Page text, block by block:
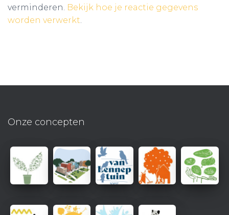
verminderen. Bekijk hoe je reactie gegevens
worden verwerkt.
Onze concepten